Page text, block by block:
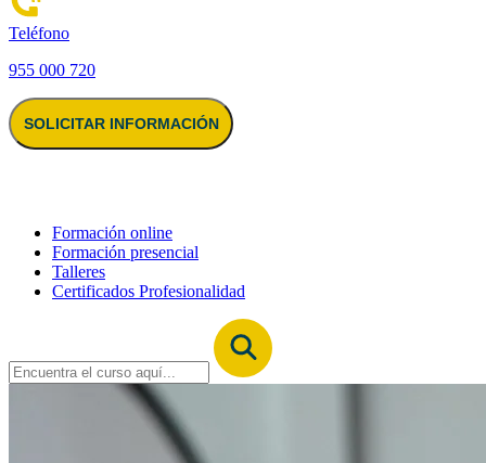
Teléfono
955 000 720
SOLICITAR INFORMACIÓN
Formación online
Formación presencial
Talleres
Certificados Profesionalidad